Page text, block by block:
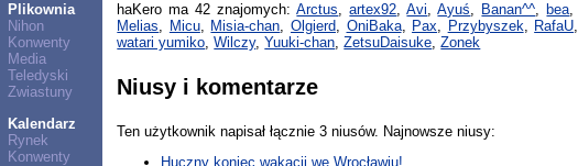
Plikownia
Nihon
Konwenty
Media
Teledyski
Zwiastuny
Kalendarz
Rynek
Konwenty
haKero ma 42 znajomych:Arctus,artex92,Avi,Ayuś, Banan^^, bea,
Melias, Micu, Misia-chan, Olgierd, OniBaka, Pax, Przybyszek, RafaU,
watari yumiko,Wilczy,Yuuki-chan,ZetsuDaisuke,Zonek
Niusy i komentarze
Ten użytkownik napisał łącznie 3 niusów. Najnowsze niusy:
Huczny koniec wakacji we Wrocławiu!